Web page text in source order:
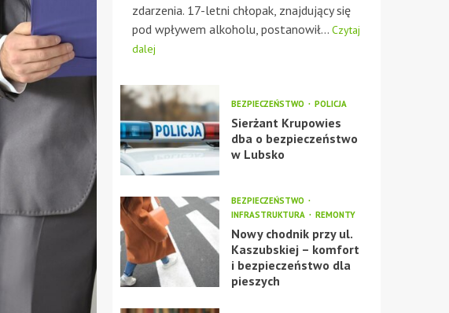
zdarzenia. 17-letni chłopak, znajdujący się
pod wpływem alkoholu, postanowił... Czytaj
dalej
BEZPIECZEŃSTWO POLICJA
Sierżant Krupowies
dba o bezpieczeństwo
w Lubsko
BEZPIECZEŃSTWO
INFRASTRUKTURA
REMONTY
Nowy chodnik przy ul.
Kaszubskiej – komfort
i bezpieczeństwo dla
pieszych